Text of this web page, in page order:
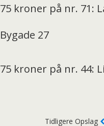
75 kroner på nr. 71:
Bygade 27
75 kroner på nr. 44:
Tidligere Opslag